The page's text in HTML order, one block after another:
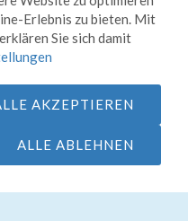
IP24 Multi 3 kW Weiß
/AGB/
Erlebnis zu bieten. Mit
Sie sich damit
AKZEPTIEREN
ALLE ABLEHNEN